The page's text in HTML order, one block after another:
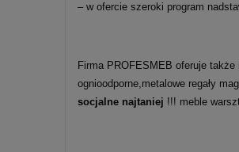
– w ofercie szeroki program
Firma PROFESMEB oferuje także
ognioodporne,metalowe regały
socjalne najtaniej !!! meble